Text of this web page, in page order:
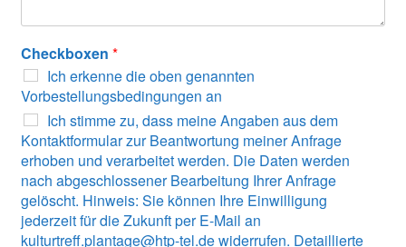
Checkboxen*
Ich erkenne die oben genannten
Vorbestellungsbedingungen an
Ich stimme zu, dass meine Angaben aus dem
Kontaktformular zur Beantwortung meiner Anfrage
erhoben und verarbeitet werden. Die Daten werden
nach abgeschlossener Bearbeitung Ihrer Anfrage
gelöscht. Hinweis: Sie können Ihre Einwilligung
jederzeit für die Zukunft per E-Mail an
kulturtreff.plantage@htp-tel.de widerrufen. Detaillierte